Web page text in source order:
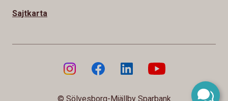
Sajtkarta
© Sölvesborg-Mjällby Sparbank